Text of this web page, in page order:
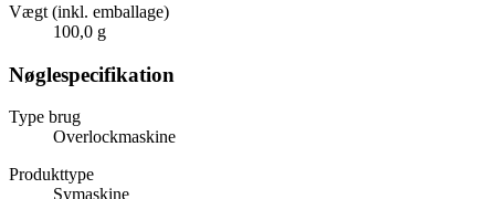
Vægt (inkl. emballage)
100,0 g
Nøglespecifikation
Type brug
Overlockmaskine
Produkttype
Symaskine